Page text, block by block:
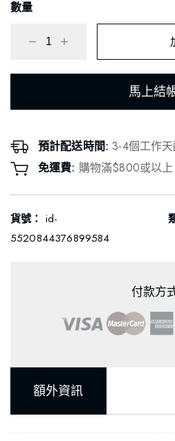
數量
馬上結
預計配送時間:3-4個工作
免運費: 購物滿$800或以上
貨號： id-
5520844376899584
付款方
額外資訊